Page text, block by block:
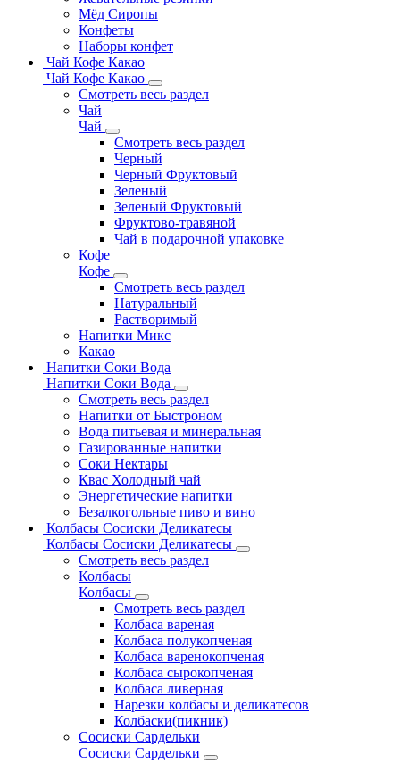
Мёд Сиропы
Конфеты
Наборы конфет
Чай Кофе Какао
Чай Кофе Какао
Смотреть весь раздел
Чай
Чай
Смотреть весь раздел
Черный
Черный Фруктовый
Зеленый
Зеленый Фруктовый
Фруктово-травяной
Чай в подарочной упаковке
Кофе
Кофе
Смотреть весь раздел
Натуральный
Растворимый
Напитки Микс
Какао
Напитки Соки Вода
Напитки Соки Вода
Смотреть весь раздел
Напитки от Быстроном
Вода питьевая и минеральная
Газированные напитки
Соки Нектары
Квас Холодный чай
Энергетические напитки
Безалкогольные пиво и вино
Колбасы Сосиски Деликатесы
Колбасы Сосиски Деликатесы
Смотреть весь раздел
Колбасы
Колбасы
Смотреть весь раздел
Колбаса вареная
Колбаса полукопченая
Колбаса варенокопченая
Колбаса сырокопченая
Колбаса ливерная
Нарезки колбасы и деликатесов
Колбаски(пикник)
Сосиски Сардельки
Сосиски Сардельки